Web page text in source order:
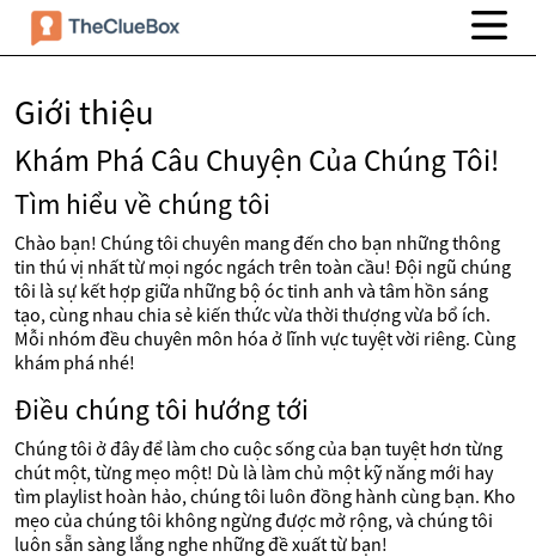
Giới thiệu
Khám Phá Câu Chuyện Của Chúng Tôi!
Tìm hiểu về chúng tôi
Chào bạn! Chúng tôi chuyên mang đến cho bạn những thông
tin thú vị nhất từ mọi ngóc ngách trên toàn cầu! Đội ngũ chúng
tôi là sự kết hợp giữa những bộ óc tinh anh và tâm hồn sáng
tạo, cùng nhau chia sẻ kiến thức vừa thời thượng vừa bổ ích.
Mỗi nhóm đều chuyên môn hóa ở lĩnh vực tuyệt vời riêng. Cùng
khám phá nhé!
Điều chúng tôi hướng tới
Chúng tôi ở đây để làm cho cuộc sống của bạn tuyệt hơn từng
chút một, từng mẹo một! Dù là làm chủ một kỹ năng mới hay
tìm playlist hoàn hảo, chúng tôi luôn đồng hành cùng bạn. Kho
mẹo của chúng tôi không ngừng được mở rộng, và chúng tôi
luôn sẵn sàng lắng nghe những đề xuất từ bạn!